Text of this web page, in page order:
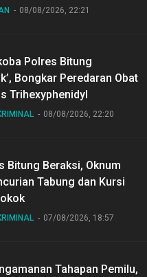
08/08/2026, 22:21
Polres Bitung
Bongkar Peredaran Obat
Trihexyphenidyl
08/08/2026, 22:20
Bitung Beraksi, Oknum
Tabung dan Kursi
07/08/2026, 18:57
Tahapan Pemilu,